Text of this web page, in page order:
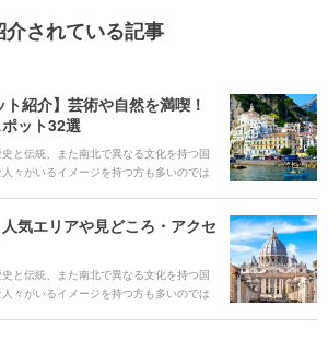
されている記事
ト紹介】芸術や自然を満喫！
ット32選
と伝統、また南北で異なる文化を持つ国
々がいるイメージを持つ方も多いのでは
す。 また、イタリアに旅行が決まった際
アへのアクセスや公共交通機関の情報、
気エリアや見どころ・アクセ
と伝統、また南北で異なる文化を持つ国
々がいるイメージを持つ方も多いのでは